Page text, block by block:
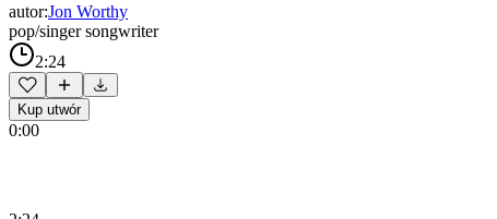
autor:Jon Worthy
pop/singer songwriter
2:24
Kup utwór
0:00